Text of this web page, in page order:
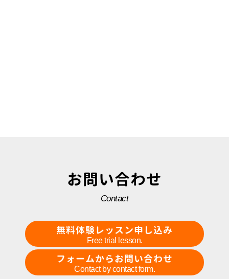
お問い合わせ
Contact
無料体験レッスン申し込み
Free trial lesson.
フォームからお問い合わせ
Contact by contact form.